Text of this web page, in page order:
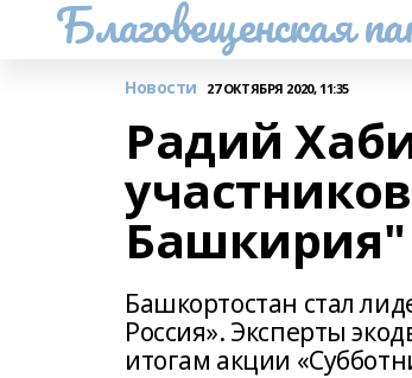
Благовещенская
Новости 27 ОКТЯБРЯ 2020, 11:35
Радий
Башкирия"
Башкортостан стал
Россия». Эксперты
итогам акции